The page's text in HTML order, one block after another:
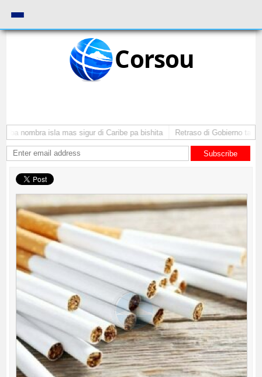
Corsou
nombra isla mas sigur di Caribe pa bishita Retraso di Gobierno ta
Subscribe